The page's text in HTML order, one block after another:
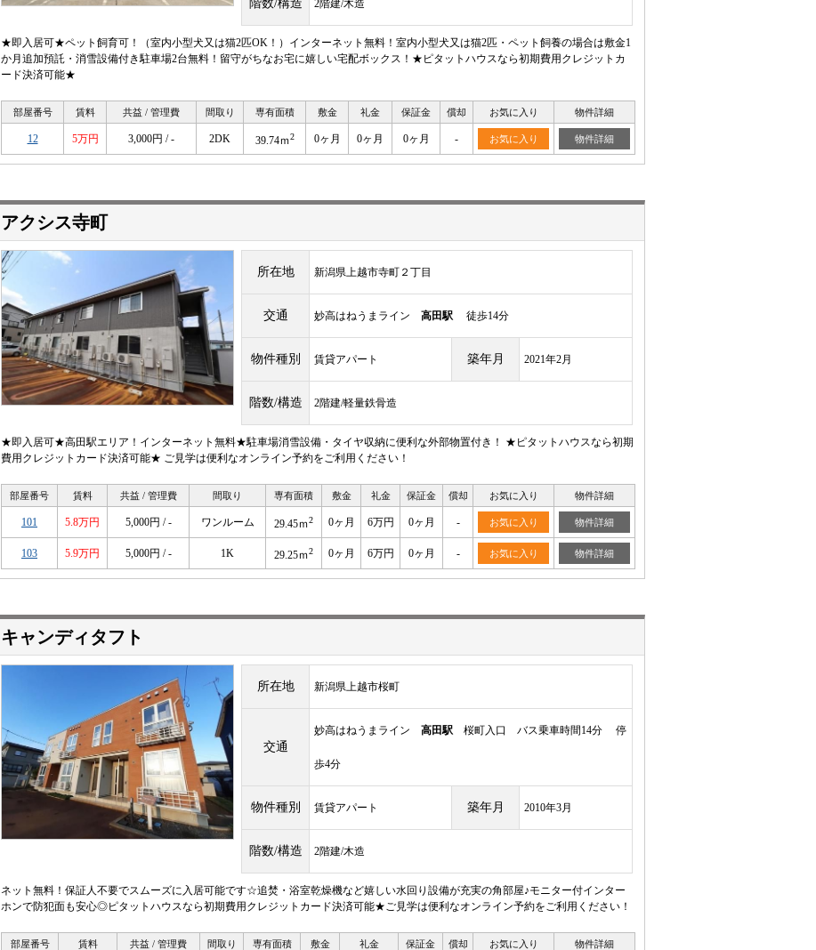
階数/構造 2階建/木造
★即入居可★ペット飼育可！（室内小型犬又は猫2匹OK！）インターネット無料！室内小型犬又は猫2匹・ペット飼養の場合は敷金1
か月追加預託・消雪設備付き駐車場2台無料！留守がちなお宅に嬉しい宅配ボックス！★ピタットハウスなら初期費用クレジットカ
ード決済可能★
部屋番号 賃料 共益 / 管理費 間取り 専有面積 敷金 礼金 保証金 償却 お気に入り 物件詳細
12 5万円 3,000円 / - 2DK 39.74ｍ2 0ヶ月 0ヶ月 0ヶ月 - お気に入り 物件詳細
アクシス寺町
所在地 新潟県上越市寺町２丁目
交通 妙高はねうまライン 高田駅 徒歩14分
物件種別 賃貸アパート 築年月 2021年2月
階数/構造 2階建/軽量鉄骨造
★即入居可★高田駅エリア！インターネット無料★駐車場消雪設備・タイヤ収納に便利な外部物置付き！ ★ピタットハウスなら初期
費用クレジットカード決済可能★ ご見学は便利なオンライン予約をご利用ください！
部屋番号 賃料 共益 / 管理費 間取り 専有面積 敷金 礼金 保証金 償却 お気に入り 物件詳細
101 5.8万円 5,000円 / - ワンルーム 29.45ｍ2 0ヶ月 6万円 0ヶ月 - お気に入り 物件詳細
103 5.9万円 5,000円 / - 1K 29.25ｍ2 0ヶ月 6万円 0ヶ月 - お気に入り 物件詳細
キャンディタフト
所在地 新潟県上越市桜町
交通
妙高はねうまライン 高田駅 桜町入口 バス乗車時間14分 停
歩4分
物件種別 賃貸アパート 築年月 2010年3月
階数/構造 2階建/木造
ネット無料！保証人不要でスムーズに入居可能です☆追焚・浴室乾燥機など嬉しい水回り設備が充実の角部屋♪モニター付インター
ホンで防犯面も安心◎ピタットハウスなら初期費用クレジットカード決済可能★ご見学は便利なオンライン予約をご利用ください！
部屋番号 賃料 共益 / 管理費 間取り 専有面積 敷金 礼金 保証金 償却 お気に入り 物件詳細